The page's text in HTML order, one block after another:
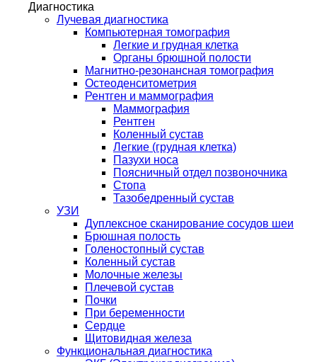
Диагностика
Лучевая диагностика
Компьютерная томография
Легкие и грудная клетка
Органы брюшной полости
Магнитно-резонансная томография
Остеоденситометрия
Рентген и маммография
Маммография
Рентген
Коленный сустав
Легкие (грудная клетка)
Пазухи носа
Поясничный отдел позвоночника
Стопа
Тазобедренный сустав
УЗИ
Дуплексное сканирование сосудов шеи
Брюшная полость
Голеностопный сустав
Коленный сустав
Молочные железы
Плечевой сустав
Почки
При беременности
Сердце
Щитовидная железа
Функциональная диагностика